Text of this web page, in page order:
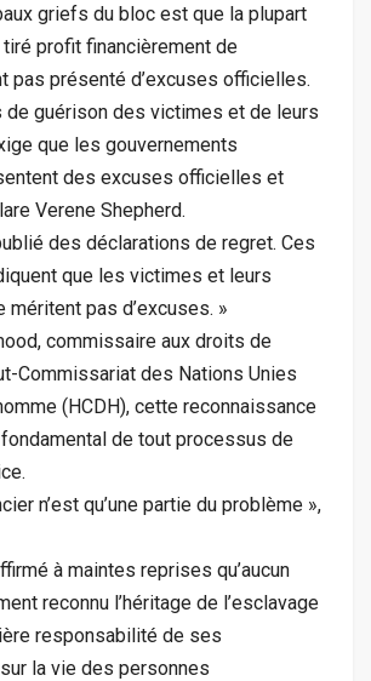
griefs du bloc est que la plupart
profit financièrement de
pas présenté d’excuses officielles.
de guérison des victimes et de leurs
que les gouvernements
des excuses officielles et
Verene Shepherd.
des déclarations de regret. Ces
que les victimes et leurs
méritent pas d’excuses. »
commissaire aux droits de
Commissariat des Nations Unies
(HCDH), cette reconnaissance
de tout processus de
n’est qu’une partie du problème »,
à maintes reprises qu’aucun
reconnu l’héritage de l’esclavage
responsabilité de ses
la vie des personnes